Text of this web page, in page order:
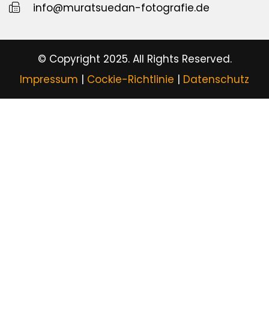
info@muratsuedan-fotografie.de
© Copyright 2025. All Rights Reserved.
Impressum | Cockie-Richtlinie | Datenschutz